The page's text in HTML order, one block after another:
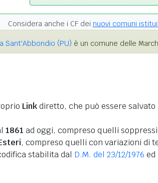
Considera anche i CF dei nuovi comuni
Sant'Abbondio (PU) è un comune delle
Linkdiretto, che può essere
1861 ad oggi, compreso quelli
, compreso quelli con variazioni di
stabilita dal D.M. del 23/12/1976 ed